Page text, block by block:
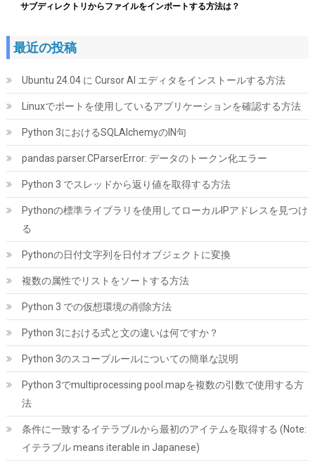
KingSpec SSD 1TB SATAIII 6Gb/s 2.5インチ内蔵SSD 最大読込
570MB/s 3D NAND メーカー保証3年
(5434008) GBP 91.30
こちら)
ARCTIC MX-7 (4g｜MX-Cleaner 6枚付属) - 究極性能サーマルペ
ースト、CPU・ゲーム機・グラフィックカード・ノートPC・プロ
セッサ対応、超高熱伝導率、長期耐久、非導電性、非容量性
(547886 GBP 10.33 (2026-08-09 04:05 GMT +09:00 時点 -
こちら)
サブディレクトリからファイルをインポートする方法は？
最近の投稿
Ubuntu 24.04 に Cursor AI エディタをインストールする方法
Linuxでポートを使用しているアプリケーションを確認する方法
Python 3におけるSQLAlchemyのIN句
pandas.parser.CParserError: データのトークン化エラー
Python 3 でスレッドから返り値を取得する方法
Pythonの標準ライブラリを使用してローカルIPアドレスを見つけ
る
Pythonの日付文字列を日付オブジェクトに変換
複数の属性でリストをソートする方法
Python 3 での仮想環境の削除方法
Python 3における式と文の違いは何ですか？
Python 3のスコープルールについての簡単な説明
Python 3でmultiprocessing pool.mapを複数の引数で使用する方
法
条件に一致するイテラブルから最初のアイテムを取得する (Note:
イテラブル means iterable in Japanese)